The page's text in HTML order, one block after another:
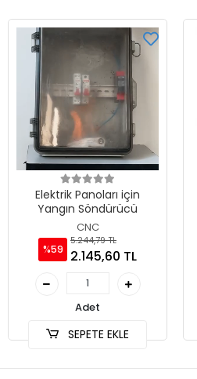
Elektrik Panoları için
Yangın Söndürücü
CNC
%59
5.244,79 TL
2.145,60 TL
Adet
SEPETE EKLE